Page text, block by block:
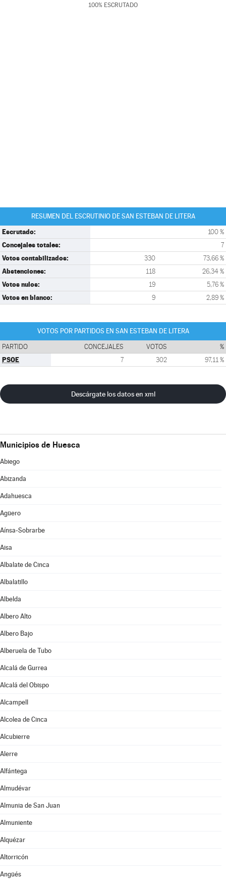
100% ESCRUTADO
RESUMEN DEL ESCRUTINIO DE SAN ESTEBAN DE LITERA
Escrutado: 100 %
Concejales totales: 7
Votos contabilizados: 330 73,66 %
Abstenciones: 118 26,34 %
Votos nulos: 19 5,76 %
Votos en blanco: 9 2,89 %
VOTOS POR PARTIDOS EN SAN ESTEBAN DE LITERA
PARTIDO CONCEJALES VOTOS %
PSOE 7 302 97,11 %
Descárgate los datos en xml
Municipios de Huesca
Abiego
Abizanda
Adahuesca
Agüero
Aínsa-Sobrarbe
Aisa
Albalate de Cinca
Albalatillo
Albelda
Albero Alto
Albero Bajo
Alberuela de Tubo
Alcalá de Gurrea
Alcalá del Obispo
Alcampell
Alcolea de Cinca
Alcubierre
Alerre
Alfántega
Almudévar
Almunia de San Juan
Almuniente
Alquézar
Altorricón
Angüés